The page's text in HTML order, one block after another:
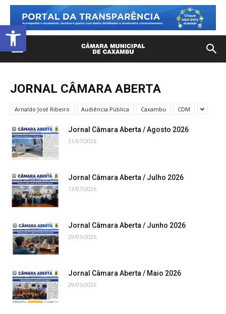
Open toolbar
JORNAL CÂMARA ABERTA
Arnaldo José Ribeiro Audiência Pública Caxambu CDM
Jornal Câmara Aberta / Agosto 2026
31/07/2026
Jornal Câmara Aberta / Julho 2026
13/07/2026
Jornal Câmara Aberta / Junho 2026
29/05/2026
Jornal Câmara Aberta / Maio 2026
29/05/2026